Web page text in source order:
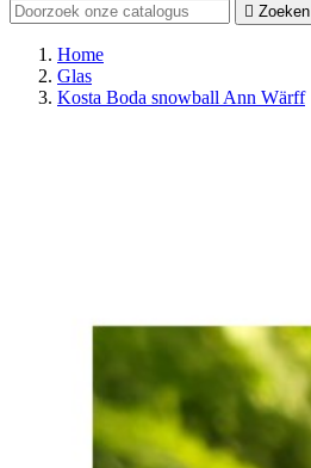
 Zoeken
Home
Glas
Kosta Boda snowball Ann Wärff